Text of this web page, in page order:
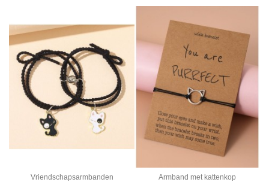
Vriendschapsarmbanden
Armband met kattenkop